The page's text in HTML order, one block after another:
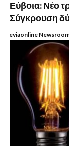
Εύβοια: Νέο
Σύγκρουση
eviaonline Newsroom